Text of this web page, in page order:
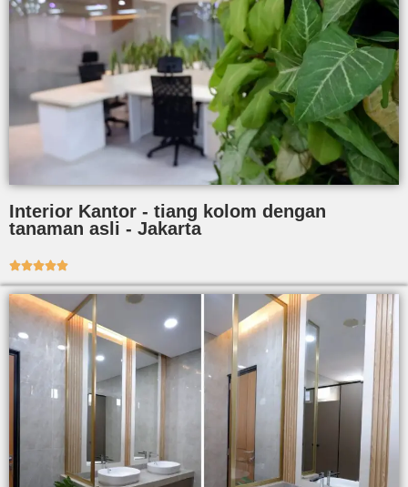
Interior Kantor - tiang kolom dengan
tanaman asli - Jakarta
